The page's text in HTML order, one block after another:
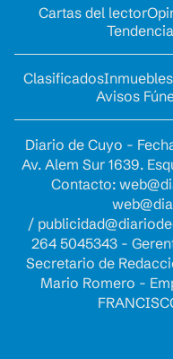
Cartas del lector
Tendencia
ClasificadosInmuebles
Avisos
Diario de Cuyo -
Av. Alem Sur 1639.
Contacto:
/
264 5045343 -
Secretario de
Mario Romero -